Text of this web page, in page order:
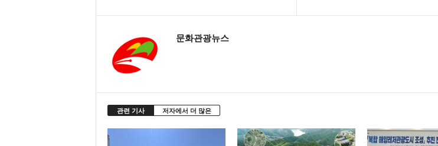
문화관광뉴스
관련 기사 저자에서 더 많은